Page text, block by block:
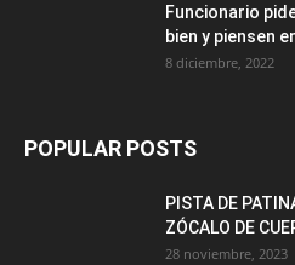
Funcionario
bien y piensen
8 diciembre, 2022
POPULAR POSTS
PISTA DE
ZÓCALO DE
28 noviembre, 2023